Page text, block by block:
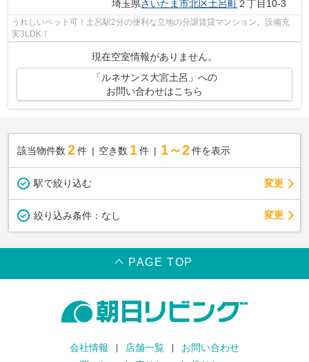
埼玉県さいたま市北区土呂町２丁目10-3
うれしいペット可！土呂駅2分の便利な立地の分譲賃貸マンション。設備充
実3LDK！
現在空室情報がありません。
「ルネサンス大宮土呂」への
お問い合わせはこちら
該当物件数 2件 空き数 1 件 1～2 件を表示
駅で絞り込む 変更
絞り込み条件： なし 変更
PAGE TOP
会社情報 店舗一覧
お問い合わせ